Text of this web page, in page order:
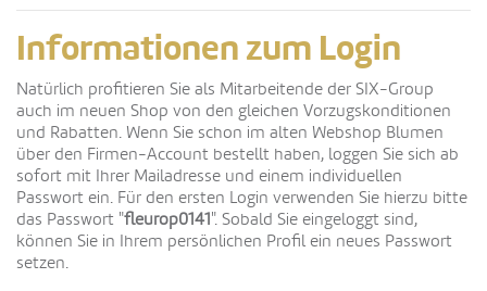
Informationen zum Login
Natürlich profitieren Sie als Mitarbeitende der SIX-Group
auch im neuen Shop von den gleichen Vorzugskonditionen
und Rabatten. Wenn Sie schon im alten Webshop Blumen
über den Firmen-Account bestellt haben, loggen Sie sich ab
sofort mit Ihrer Mailadresse und einem individuellen
Passwort ein. Für den ersten Login verwenden Sie hierzu bitte
das Passwort "fleurop0141". Sobald Sie eingeloggt sind,
können Sie in Ihrem persönlichen Profil ein neues Passwort
setzen.